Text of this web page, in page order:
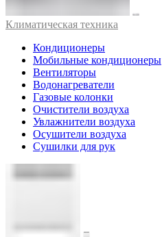
Климатическая техника
Кондиционеры
Мобильные кондиционеры
Вентиляторы
Водонагреватели
Газовые колонки
Очистители воздуха
Увлажнители воздуха
Осушители воздуха
Сушилки для рук